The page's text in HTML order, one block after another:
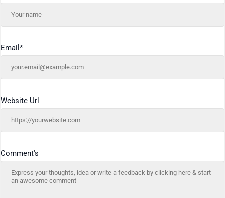
Comment's
Email *
Website Url